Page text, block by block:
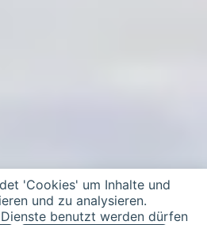
'Cookies' um Inhalte und
und zu analysieren.
benutzt werden dürfen